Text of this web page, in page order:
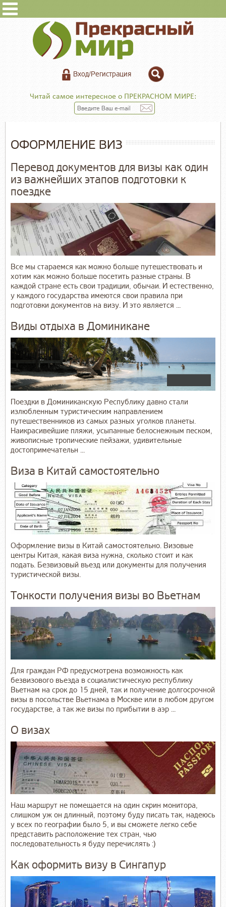
Вход/Регистрация
Читай самое интересное о ПРЕКРАСНОМ МИРЕ:
ОФОРМЛЕНИЕ ВИЗ
Перевод документов для визы как один
из важнейших этапов подготовки к
поездке
Все мы стараемся как можно больше путешествовать и
хотим как можно больше посетить разные страны. В
каждой стране есть свои традиции, обычаи. И естественно,
у каждого государства имеются свои правила при
подготовки документов на визу. И это является ...
Виды отдыха в Доминикане
Поездки в Доминиканскую Республику давно стали
излюбленным туристическим направлением
путешественников из самых разных уголков планеты.
Наикрасивейшие пляжи, усыпанные белоснежным песком,
живописные тропические пейзажи, удивительные
достопримечательн ...
Виза в Китай самостоятельно
Оформление визы в Китай самостоятельно. Визовые
центры Китая, какая виза нужна, сколько стоит и как
подать. Безвизовый въезд или документы для получения
туристической визы.
Тонкости получения визы во Вьетнам
Для граждан РФ предусмотрена возможность как
безвизового въезда в социалистическую республику
Вьетнам на срок до 15 дней, так и получение долгосрочной
визы в посольстве Вьетнама в Москве или в любом другом
государстве, а так же визы по прибытии в аэр ...
О визах
Наш маршрут не помещается на один скрин монитора,
слишком уж он длинный, поэтому буду писать так, надеюсь
у всех по географии было 5, и вы сможете легко себе
представить расположение тех стран, чью
последовательность я буду перечислять :)
Как оформить визу в Сингапур